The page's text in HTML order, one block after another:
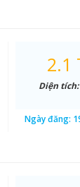
2.1
Diện tích:
Ngày đăng: